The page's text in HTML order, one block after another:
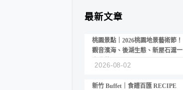
最新文章
桃園景點｜2026桃園地景藝術節！
觀音濱海、後湖生態、新屋石滬一
2026-08-02
新竹 Buffet｜食譜百匯 RECIPE